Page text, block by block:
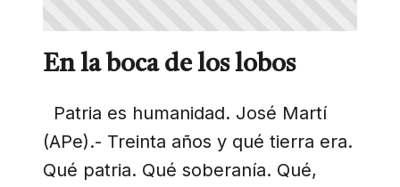
En la boca de los lobos
Patria es humanidad. José Martí
(APe).- Treinta años y qué tierra era.
Qué patria. Qué soberanía. Qué,